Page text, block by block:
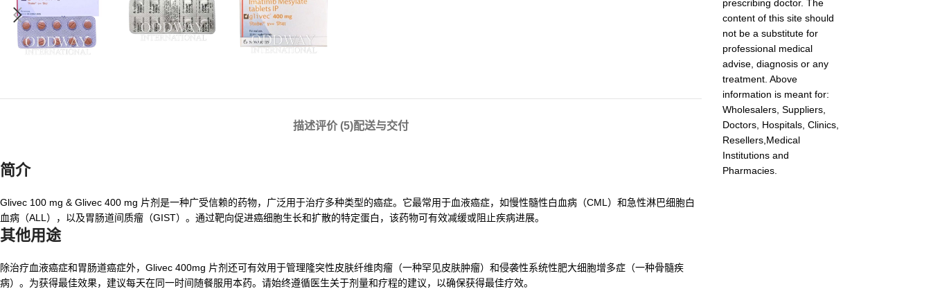
描述评价 (5)配送与交付
简介
Glivec 100 mg & Glivec 400 mg 片剂是一种广受信赖的药物，广泛用于治疗多种类型的癌症。它最常用于血液癌症，如慢性髓性白血病（CML）和急性淋巴细胞白
血病（ALL），以及胃肠道间质瘤（GIST）。通过靶向促进癌细胞生长和扩散的特定蛋白，该药物可有效减缓或阻止疾病进展。
其他用途
除治疗血液癌症和胃肠道癌症外，Glivec 400mg 片剂还可有效用于管理隆突性皮肤纤维肉瘤（一种罕见皮肤肿瘤）和侵袭性系统性肥大细胞增多症（一种骨髓疾
病）。为获得最佳效果，建议每天在同一时间随餐服用本药。请始终遵循医生关于剂量和疗程的建议，以确保获得最佳疗效。
prescribing doctor. The
content of this site should
not be a substitute for
professional medical
advise, diagnosis or any
treatment. Above
information is meant for:
Wholesalers, Suppliers,
Doctors, Hospitals, Clinics,
Resellers,Medical
Institutions and
Pharmacies.